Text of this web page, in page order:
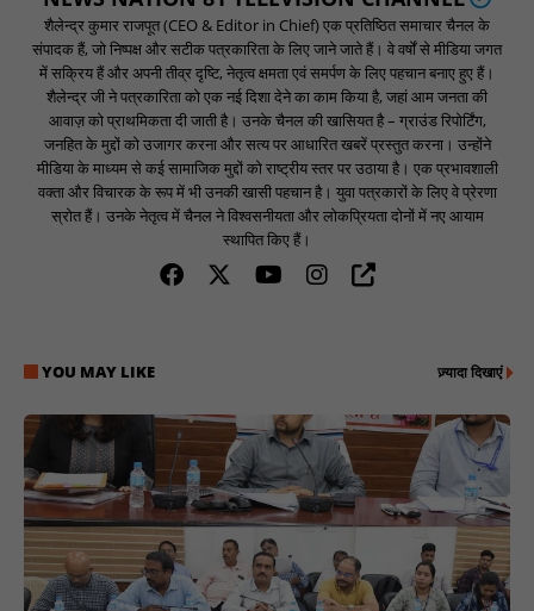
शैलेन्द्र कुमार राजपूत (CEO & Editor in Chief) एक प्रतिष्ठित समाचार चैनल के
संपादक हैं, जो निष्पक्ष और सटीक पत्रकारिता के लिए जाने जाते हैं। वे वर्षों से मीडिया जगत
में सक्रिय हैं और अपनी तीव्र दृष्टि, नेतृत्व क्षमता एवं समर्पण के लिए पहचान बनाए हुए हैं।
शैलेन्द्र जी ने पत्रकारिता को एक नई दिशा देने का काम किया है, जहां आम जनता की
आवाज़ को प्राथमिकता दी जाती है। उनके चैनल की खासियत है – ग्राउंड रिपोर्टिंग,
जनहित के मुद्दों को उजागर करना और सत्य पर आधारित खबरें प्रस्तुत करना। उन्होंने
मीडिया के माध्यम से कई सामाजिक मुद्दों को राष्ट्रीय स्तर पर उठाया है। एक प्रभावशाली
वक्ता और विचारक के रूप में भी उनकी खासी पहचान है। युवा पत्रकारों के लिए वे प्रेरणा
स्रोत हैं। उनके नेतृत्व में चैनल ने विश्वसनीयता और लोकप्रियता दोनों में नए आयाम
स्थापित किए हैं।
YOU MAY LIKE ज़्यादा दिखाएं